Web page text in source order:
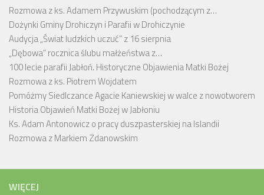
Rozmowa z ks. Adamem Przywuskim (pochodzącym z…
Dożynki Gminy Drohiczyn i Parafii w Drohiczynie
Audycja „Świat ludzkich uczuć” z 16 sierpnia
„Dębowa” rocznica ślubu małżeństwa z…
100 lecie parafii Jabłoń. Historyczne Objawienia Matki Bożej
Rozmowa z ks. Piotrem Wojdatem
Pomóżmy Siedlczance Agacie Kaniewskiej w walce z nowotworem
Historia Objawień Matki Bożej w Jabłoniu
Ks. Adam Antonowicz o pracy duszpasterskiej na Islandii
Rozmowa z Markiem Zdanowskim
WIĘCEJ